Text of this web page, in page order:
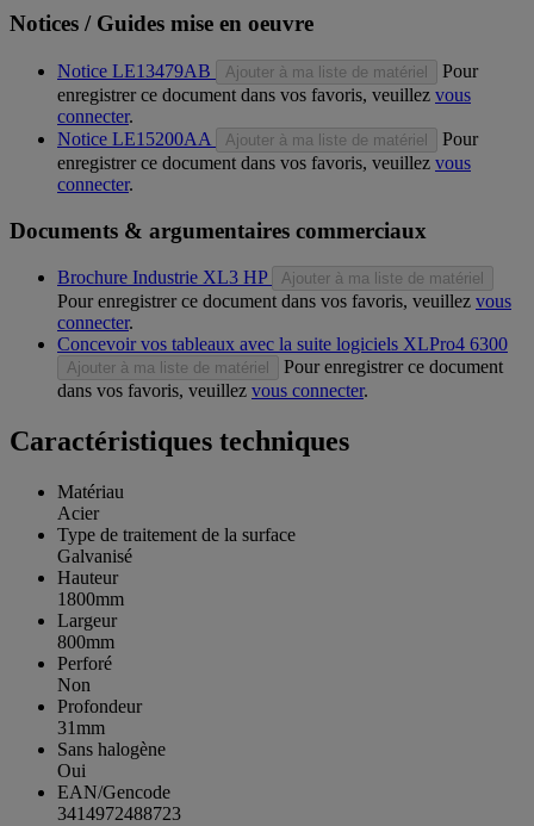
Notices / Guides mise en oeuvre
Notice LE13479AB Ajouter à ma liste de matériel
Pour
enregistrer ce document dans vos favoris, veuillez vous
connecter.
Notice LE15200AA
Ajouter à ma liste de matériel
Pour
enregistrer ce document dans vos favoris, veuillez vous
connecter.
Documents & argumentaires commerciaux
Brochure Industrie XL3 HP Ajouter à ma liste de matériel
Pour enregistrer ce document dans vos favoris, veuillez vous
connecter.
Concevoir vos tableaux avec la suite logiciels XLPro4 6300
Ajouter à ma liste de matériel
Pour enregistrer ce document
dans vos favoris, veuillez vous connecter.
Caractéristiques techniques
Matériau
Acier
Type de traitement de la surface
Galvanisé
Hauteur
1800mm
Largeur
800mm
Perforé
Non
Profondeur
31mm
Sans halogène
Oui
EAN/Gencode
3414972488723